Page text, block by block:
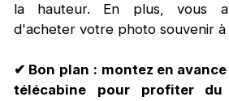
la hauteur. En plus, vous
d'acheter votre photo souvenir à
✔ Bon plan : montez en
télécabine pour profiter du